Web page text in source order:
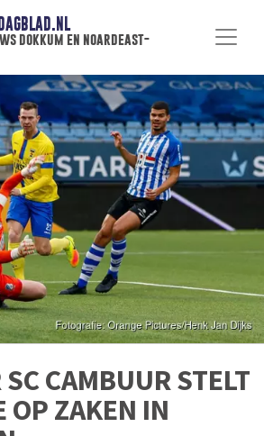
dokkum en noardeast-
CAMBUUR STELT
OP ZAKEN IN